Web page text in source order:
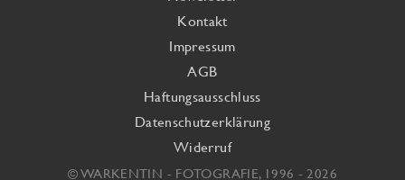
Kontakt
Impressum
AGB
Haftungsausschluss
Datenschutzerklärung
Widerruf
© WARKENTIN - FOTOGRAFIE, 1996 - 2026